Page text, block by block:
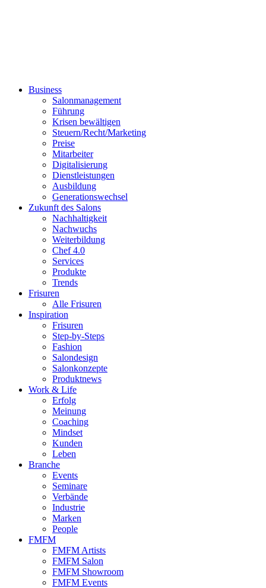
Business
Salonmanagement
Führung
Krisen bewältigen
Steuern/Recht/Marketing
Preise
Mitarbeiter
Digitalisierung
Dienstleistungen
Ausbildung
Generationswechsel
Zukunft des Salons
Nachhaltigkeit
Nachwuchs
Weiterbildung
Chef 4.0
Services
Produkte
Trends
Frisuren
Alle Frisuren
Inspiration
Frisuren
Step-by-Steps
Fashion
Salondesign
Salonkonzepte
Produktnews
Work & Life
Erfolg
Meinung
Coaching
Mindset
Kunden
Leben
Branche
Events
Seminare
Verbände
Industrie
Marken
People
FMFM
FMFM Artists
FMFM Salon
FMFM Showroom
FMFM Events